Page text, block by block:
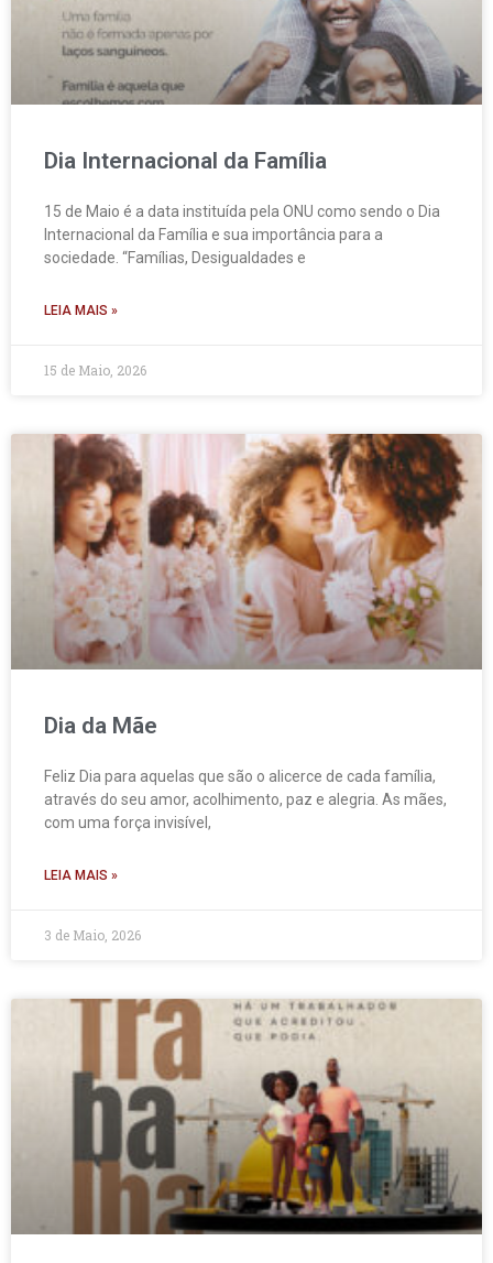
Dia Internacional da Família
15 de Maio é a data instituída pela ONU como sendo o Dia
Internacional da Família e sua importância para a
sociedade. “Famílias, Desigualdades e
LEIA MAIS »
15 de Maio, 2026
Dia da Mãe
Feliz Dia para aquelas que são o alicerce de cada família,
através do seu amor, acolhimento, paz e alegria. As mães,
com uma força invisível,
LEIA MAIS »
3 de Maio, 2026